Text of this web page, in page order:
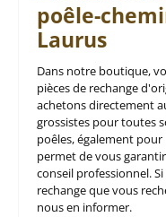
poêle-
Laurus
Dans notre boutique,
pièces de rechange
achetons directement
grossistes pour toutes
poêles, également pour
permet de vous
conseil professionnel.
rechange que vous
nous en informer.